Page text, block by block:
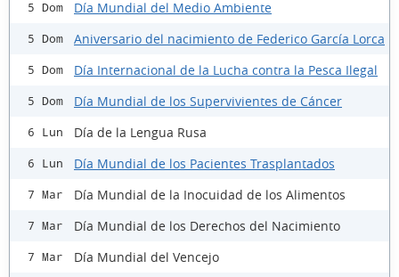
5 Dom Día Mundial del Medio Ambiente
5 Dom Aniversario del nacimiento de Federico García Lorca
5 Dom Día Internacional de la Lucha contra la Pesca Ilegal
5 Dom Día Mundial de los Supervivientes de Cáncer
6 Lun Día de la Lengua Rusa
6 Lun Día Mundial de los Pacientes Trasplantados
7 Mar Día Mundial de la Inocuidad de los Alimentos
7 Mar Día Mundial de los Derechos del Nacimiento
7 Mar Día Mundial del Vencejo